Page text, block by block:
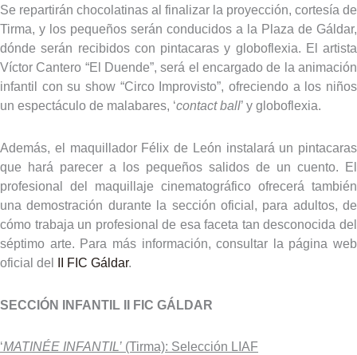
Se repartirán chocolatinas al finalizar la proyección, cortesía de
Tirma, y los pequeños serán conducidos a la Plaza de Gáldar,
dónde serán recibidos con pintacaras y globoflexia. El artista
Víctor Cantero “El Duende”, será el encargado de la animación
infantil con su show “Circo Improvisto”, ofreciendo a los niños
un espectáculo de malabares, ‘contact ball’ y globoflexia.
Además, el maquillador Félix de León instalará un pintacaras
que hará parecer a los pequeños salidos de un cuento. El
profesional del maquillaje cinematográfico ofrecerá también
una demostración durante la sección oficial, para adultos, de
cómo trabaja un profesional de esa faceta tan desconocida del
séptimo arte. Para más información, consultar la página web
oficial del II FIC Gáldar.
SECCIÓN INFANTIL II FIC GÁLDAR
‘MATINÉE INFANTIL’ (Tirma): Selección LIAF